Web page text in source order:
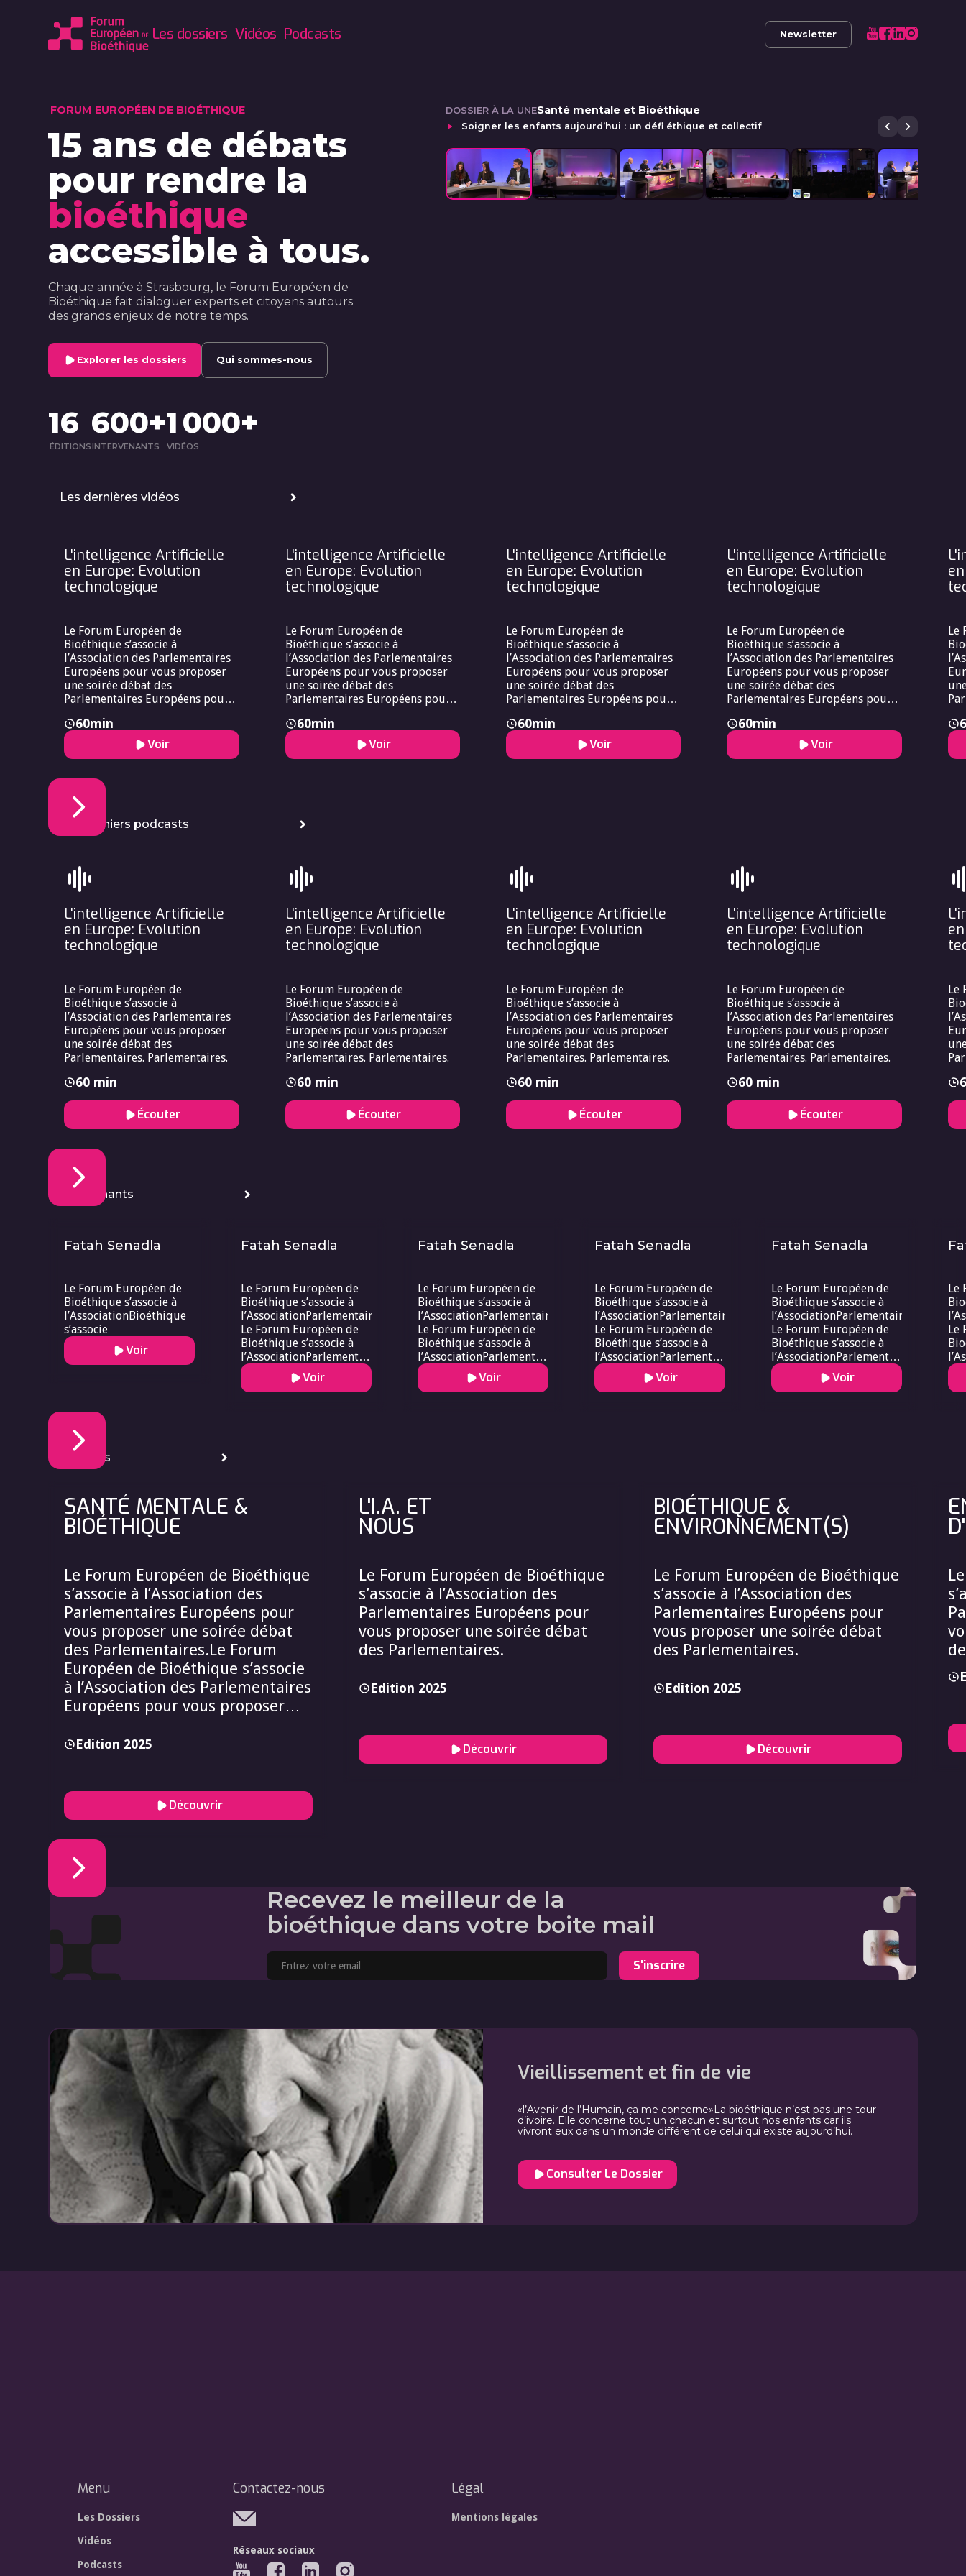
Les dossiers Vidéos Podcasts Newsletter
FORUM EUROPÉEN DE BIOÉTHIQUE
15 ans de débats
pour rendre la
bioéthique
accessible à tous.
Chaque année à Strasbourg, le Forum Européen de
Bioéthique fait dialoguer experts et citoyens autours
des grands enjeux de notre temps.
Explorer les dossiers Qui sommes-nous
16
ÉDITIONS
600+
INTERVENANTS
1 000+
VIDÉOS
DOSSIER À LA UNESanté mentale et Bioéthique
🔊 Activer le son
Soigner les enfants aujourd’hui : un défi éthique et collectif
Les dernières vidéos
L'intelligence Artificielle
en Europe: Evolution
technologique
Le Forum Européen de
Bioéthique s’associe à
l’Association des Parlementaires
Européens pour vous proposer
une soirée débat des
Parlementaires Européens pour
des Parlementaires Le Forum
Européen de Bioéthique s’associe
à l’Association des
vous proposer une soirée débat
des Parlementaires.
60min
Voir
L'intelligence Artificielle
en Europe: Evolution
technologique
Le Forum Européen de
Bioéthique s’associe à
l’Association des Parlementaires
Européens pour vous proposer
une soirée débat des
Parlementaires Européens pour
des Parlementaires Le Forum
Européen de Bioéthique s’associe
à l’Association des
60min
Voir
L'intelligence Artificielle
en Europe: Evolution
technologique
Le Forum Européen de
Bioéthique s’associe à
l’Association des Parlementaires
Européens pour vous proposer
une soirée débat des
Parlementaires Européens pour
des Parlementaires Le Forum
Européen de Bioéthique s’associe
à l’Association des
60min
Voir
L'intelligence Artificielle
en Europe: Evolution
technologique
Le Forum Européen de
Bioéthique s’associe à
l’Association des Parlementaires
Européens pour vous proposer
une soirée débat des
Parlementaires Européens pour
des Parlementaires Le Forum
Européen de Bioéthique s’associe
à l’Association des
60min
Voir
Le
à
Les derniers podcasts
L'intelligence Artificielle
en Europe: Evolution
technologique
Le Forum Européen de
Bioéthique s’associe à
l’Association des Parlementaires
Européens pour vous proposer
une soirée débat des
Parlementaires. Parlementaires.
60 min
Écouter
L'intelligence Artificielle
en Europe: Evolution
technologique
Le Forum Européen de
Bioéthique s’associe à
l’Association des Parlementaires
Européens pour vous proposer
une soirée débat des
Parlementaires. Parlementaires.
60 min
Écouter
L'intelligence Artificielle
en Europe: Evolution
technologique
Le Forum Européen de
Bioéthique s’associe à
l’Association des Parlementaires
Européens pour vous proposer
une soirée débat des
Parlementaires. Parlementaires.
60 min
Écouter
L'intelligence Artificielle
en Europe: Evolution
technologique
Le Forum Européen de
Bioéthique s’associe à
l’Association des Parlementaires
Européens pour vous proposer
une soirée débat des
Parlementaires. Parlementaires.
60 min
Écouter
Le
Intervenants
Fatah Senadla
Le Forum Européen de
Bioéthique s’associe à
l’AssociationBioéthique
s’associe
Voir
Fatah Senadla
Le Forum Européen de
Bioéthique s’associe à
l’AssociationParlementaires
Le Forum Européen de
Bioéthique s’associe à
l’AssociationParlementaires.Le
Forum Européen de
Bioéthique s’associe à
Voir
Fatah Senadla
Le Forum Européen de
Bioéthique s’associe à
l’AssociationParlementaires
Le Forum Européen de
Bioéthique s’associe à
l’AssociationParlementaires.Le
Forum Européen de
Bioéthique s’associe à
Voir
Fatah Senadla
Le Forum Européen de
Bioéthique s’associe à
l’AssociationParlementaires
Le Forum Européen de
Bioéthique s’associe à
l’AssociationParlementaires.Le
Forum Européen de
Bioéthique s’associe à
Voir
Fatah Senadla
Le Forum Européen de
Bioéthique s’associe à
l’AssociationParlementaires
Le Forum Européen de
Bioéthique s’associe à
l’AssociationParlementaires.Le
Forum Européen de
Bioéthique s’associe à
Voir
Le
Le
Dossiers
SANTÉ MENTALE &
BIOÉTHIQUE
Le Forum Européen de Bioéthique
s’associe à l’Association des
Parlementaires Européens pour
vous proposer une soirée débat
des Parlementaires.Le Forum
Européen de Bioéthique s’associe
à l’Association des Parlementaires
Européens pour vous proposer
Parlementaires.
Edition 2025
Découvrir
L'I.A. ET
NOUS
Le Forum Européen de Bioéthique
s’associe à l’Association des
Parlementaires Européens pour
vous proposer une soirée débat
des Parlementaires.
Edition 2025
Découvrir
BIOÉTHIQUE &
ENVIRONNEMENT(S)
Le Forum Européen de Bioéthique
s’associe à l’Association des
Parlementaires Européens pour
vous proposer une soirée débat
des Parlementaires.
Edition 2025
Découvrir
Recevez le meilleur de la
bioéthique dans votre boite mail
Vieillissement et fin de vie
«l’Avenir de l’Humain, ça me concerne»La bioéthique n’est pas une tour
d’ivoire. Elle concerne tout un chacun et surtout nos enfants car ils
vivront eux dans un monde différent de celui qui existe aujourd’hui.
Consulter Le Dossier
Menu
Les Dossiers
Vidéos
Podcasts
Contactez-nous
Réseaux sociaux
Légal
Mentions légales